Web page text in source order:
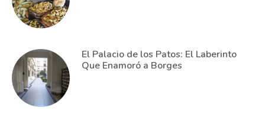
El Palacio de los Patos: El Laberinto
Que Enamoró a Borges